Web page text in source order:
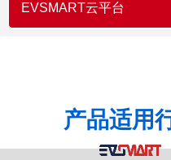
EVSMART云平台
产品适用